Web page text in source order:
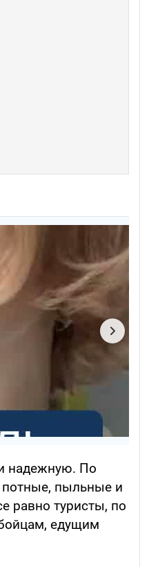
надежную. По
потные, пыльные и
равно туристы, по
едущим